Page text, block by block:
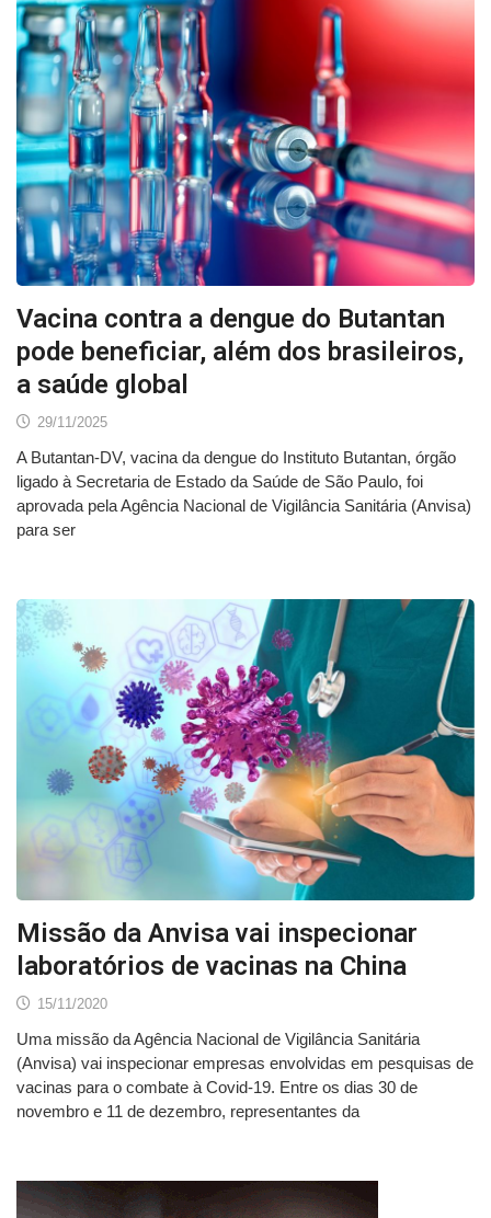
Vacina contra a dengue do Butantan
pode beneficiar, além dos brasileiros,
a saúde global
29/11/2025
A Butantan-DV, vacina da dengue do Instituto Butantan, órgão
ligado à Secretaria de Estado da Saúde de São Paulo, foi
aprovada pela Agência Nacional de Vigilância Sanitária (Anvisa)
para ser
Missão da Anvisa vai inspecionar
laboratórios de vacinas na China
15/11/2020
Uma missão da Agência Nacional de Vigilância Sanitária
(Anvisa) vai inspecionar empresas envolvidas em pesquisas de
vacinas para o combate à Covid-19. Entre os dias 30 de
novembro e 11 de dezembro, representantes da